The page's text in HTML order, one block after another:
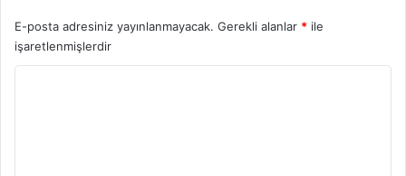
E-posta adresiniz yayınlanmayacak. Gerekli alanlar * ile
işaretlenmişlerdir